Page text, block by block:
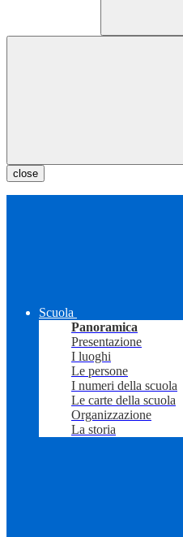
close
Scuola
Panoramica
Presentazione
I luoghi
Le persone
I numeri della scuola
Le carte della scuola
Organizzazione
La storia